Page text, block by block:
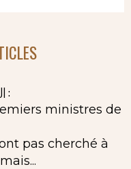
:
ministres de
pas cherché à